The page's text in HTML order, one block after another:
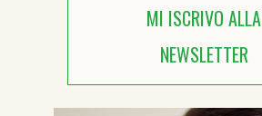
MI ISCRIVO ALLA
NEWSLETTER